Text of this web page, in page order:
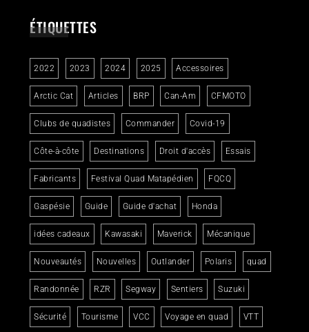
ÉTIQUETTES
2022 2023 2024 2025 Accessoires
Arctic Cat Articles BRP Can-Am CFMOTO
Clubs de quadistes Commander Covid-19
Côte-à-côte Destinations Droit d'accès Essais
Fabricants Festival Quad Matapédien FQCQ
Gaspésie Guide Guide d'achat Honda
idées cadeaux Kawasaki Maverick Mécanique
Nouveautés Nouvelles Outlander Polaris quad
Randonnée RZR Segway Sentiers Suzuki
Sécurité Tourisme VCC Voyage en quad VTT